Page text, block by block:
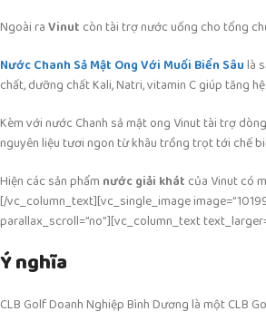
Ngoài raVinut còn tài trợ nước uống cho tổng
Nước Chanh Sả Mật Ong Với Muối Biển Sâulà
chất, dưỡng chất Kali, Natri, vitamin C giúp tăng
Kèm với nước Chanh sả mật ong Vinut tài trợ dòng
nguyên liệu tươi ngon từ khâu trồng trọt tới chế
Hiện các sản phẩm nước giải khát của Vinut có
[/vc_column_text][vc_single_image
parallax_scroll=”no”][vc_column_text
Ý nghĩa
CLB Golf Doanh Nghiệp Bình Dươnglà một CLB